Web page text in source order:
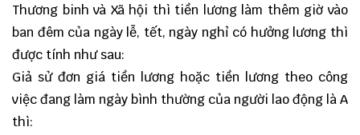
Thương binh và Xã hội thì tiền lương làm thêm giờ vào
ban đêm của ngày lễ, tết, ngày nghỉ có hưởng lương thì
được tính như sau:
Giả sử đơn giá tiền lương hoặc tiền lương theo công
việc đang làm ngày bình thường của người lao động là A
thì: